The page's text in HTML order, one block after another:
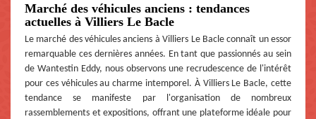
Marché des véhicules anciens : tendances
actuelles à Villiers Le Bacle
Le marché des véhicules anciens à Villiers Le Bacle connaît un essor
remarquable ces dernières années. En tant que passionnés au sein
de Wantestin Eddy, nous observons une recrudescence de l'intérêt
pour ces véhicules au charme intemporel. À Villiers Le Bacle, cette
tendance se manifeste par l'organisation de nombreux
rassemblements et expositions, offrant une plateforme idéale pour